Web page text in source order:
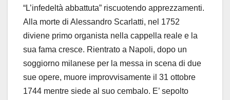
“L’infedeltà abbattuta” riscuotendo apprezzamenti.
Alla morte di Alessandro Scarlatti, nel 1752
diviene primo organista nella cappella reale e la
sua fama cresce. Rientrato a Napoli, dopo un
soggiorno milanese per la messa in scena di due
sue opere, muore improvvisamente il 31 ottobre
1744 mentre siede al suo cembalo. E’ sepolto